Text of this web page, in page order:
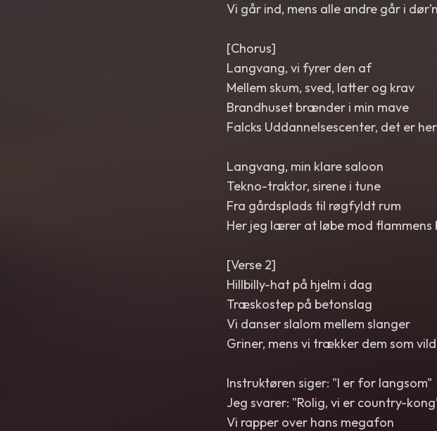
Vi går ind, mens alle andre går i
[Chorus]
Langvang, vi fyrer den af
Mellem skum, sved, latter og krav
Brandhuset brænder i min mave
Falcks Uddannelsescenter, det er
Langvang, min klare saloon
Tekno-traktor, sirene i tune
Fra gårdsplads til røgfyldt rum
Her jeg lærer at løbe mod flammens
[Verse 2]
Hillbilly-hat på hjelm i dag
Træskostep på betonslag
Vi danser slalom mellem slanger
Griner, mens vi trækker dem som
Instruktøren siger: "I er for langsom"
Jeg svarer: "Rolig, vi er country-
Vi rapper over hans megafon